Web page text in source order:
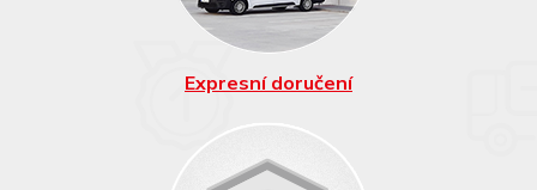
Expresní doručení